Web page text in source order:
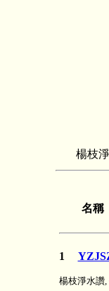
楊枝
名稱
1
楊枝淨水讚,